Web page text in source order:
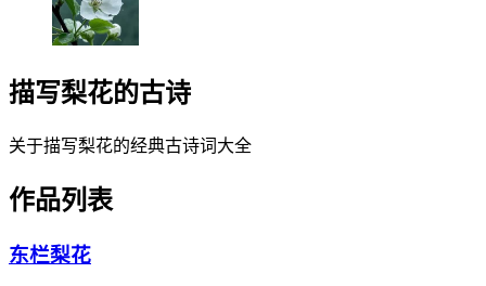
描写梨花的古诗
关于描写梨花的经典古诗词大全
作品列表
东栏梨花